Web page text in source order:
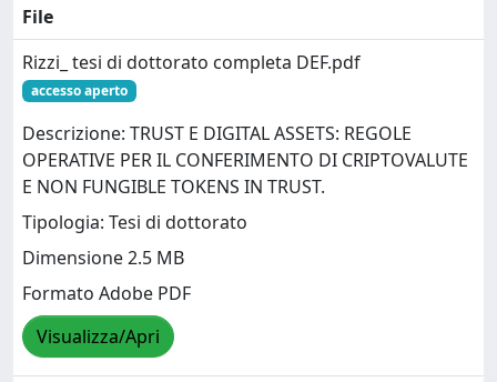
File
Rizzi_ tesi di dottorato completa DEF.pdf
accesso aperto
Descrizione: TRUST E DIGITAL ASSETS: REGOLE
OPERATIVE PER IL CONFERIMENTO DI CRIPTOVALUTE
E NON FUNGIBLE TOKENS IN TRUST.
Tipologia: Tesi di dottorato
Dimensione 2.5 MB
Formato Adobe PDF
Visualizza/Apri